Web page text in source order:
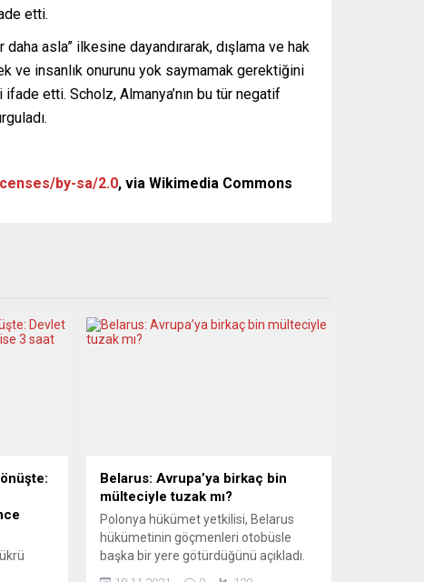
etti.
asla” ilkesine dayandırarak, dışlama ve hak
ve insanlık onurunu yok saymamak gerektiğini
etti. Scholz, Almanya’nın bu tür negatif
by-sa/2.0, via Wikimedia Commons
Belarus: Avrupa’ya birkaç bin
mülteciyle tuzak mı?
Polonya hükümet yetkilisi, Belarus
hükümetinin göçmenleri otobüsle
başka bir yere götürdüğünü açıkladı.